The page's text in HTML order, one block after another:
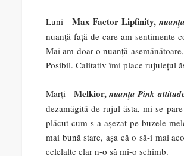
Luni - Max Factor Lipfinity,
nuanță față de care am sentimente
Mai am doar o nuanță
Posibil. Calitativ îmi place rujulețul
Marți - Melkior,nuanța Pink
dezamăgită de rujul ăsta, mi se
plăcut cum s-a așezat pe buzele
mai bună stare, așa că o să-i mai
celelalte clar n-o să mi-o schimb.